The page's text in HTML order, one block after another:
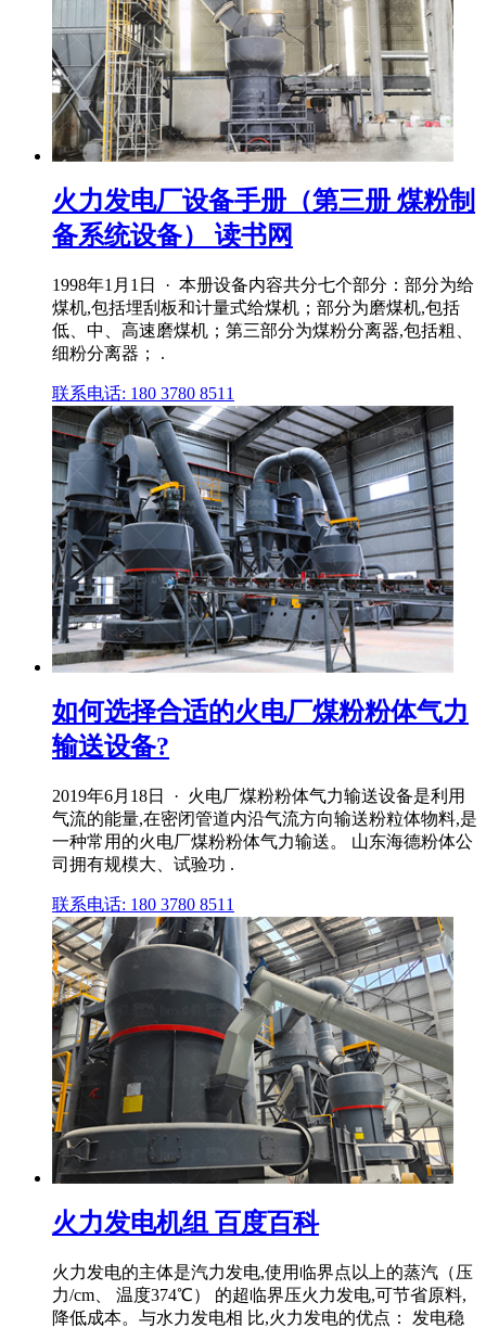
火力发电厂设备手册（第三册 煤粉制
备系统设备） 读书网
1998年1月1日 · 本册设备内容共分七个部分：部分为给
煤机,包括埋刮板和计量式给煤机；部分为磨煤机,包括
低、中、高速磨煤机；第三部分为煤粉分离器,包括粗、
细粉分离器； .
联系电话: 180 3780 8511
如何选择合适的火电厂煤粉粉体气力
输送设备?
2019年6月18日 · 火电厂煤粉粉体气力输送设备是利用
气流的能量,在密闭管道内沿气流方向输送粉粒体物料,是
一种常用的火电厂煤粉粉体气力输送。 山东海德粉体公
司拥有规模大、试验功 .
联系电话: 180 3780 8511
火力发电机组 百度百科
火力发电的主体是汽力发电,使用临界点以上的蒸汽（压
力/cm、 温度374℃） 的超临界压火力发电,可节省原料,
降低成本。与水力发电相 比,火力发电的优点： 发电稳